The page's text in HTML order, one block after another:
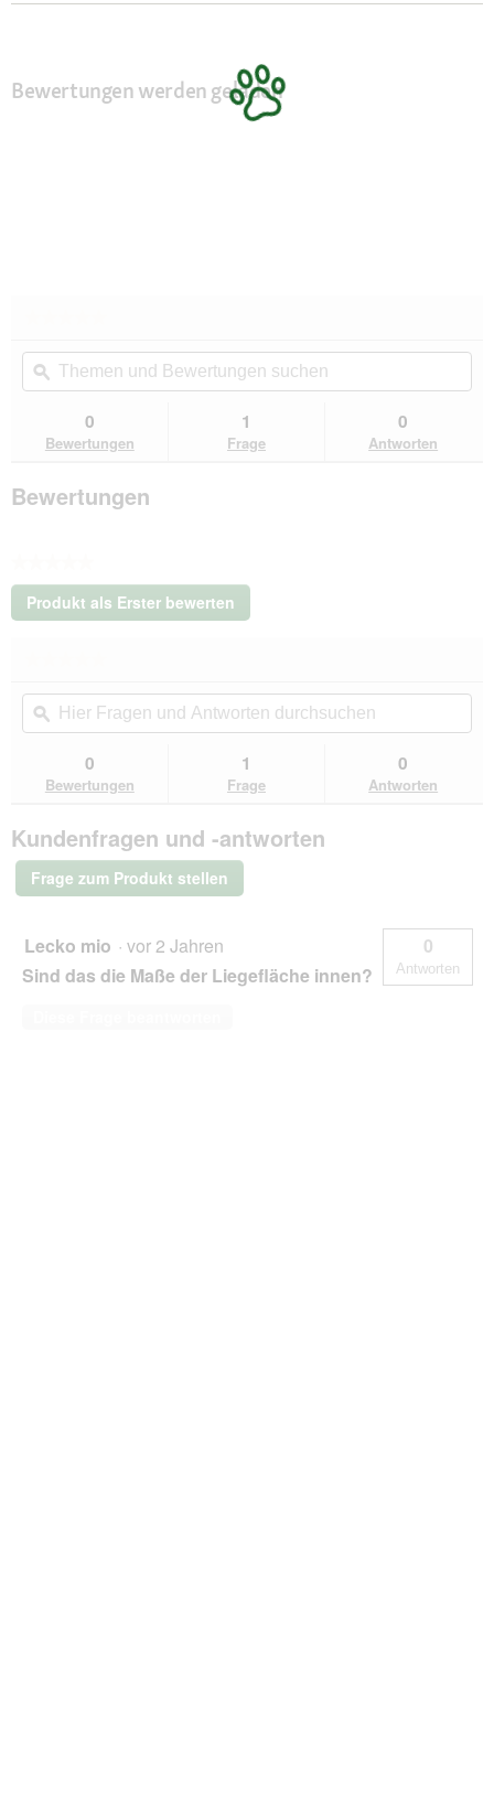
Bewertungen werden geladen
Beurteilungswert
für
Tierlando
LATEX
-
Orthopädisches
Hundebett
mit
1,2
m,
Themen
und
Bewertungen
ϙ
0
Bewertungen
1
Frage
0
Antworten
Bewertungen
Kein
Beurteilungswert
Produkt als Erster bewerten
.
wird
ein
Dialogfeld
geöffnet.
Beurteilungswert
für
Tierlando
LATEX
-
Orthopädisches
Hundebett
mit
Haar
m,
22
Hier
Fragen
und
durchsuchen
ϙ
0
Bewertungen
1
Frage
0
Antworten
Kundenfragen und -antworten
Frage zum Produkt stellen
Lecko mio · vor 2 Jahren
Sind das die Maße der Liegefläche innen?
0
Antworten